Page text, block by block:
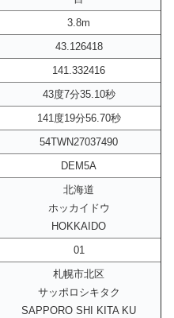
3.8m
43.126418
141.332416
43度7分35.10秒
141度19分56.70秒
54TWN27037490
DEM5A
北海道
ホッカイドウ
HOKKAIDO
01
札幌市北区
サッポロシキタク
SAPPORO SHI KITA KU